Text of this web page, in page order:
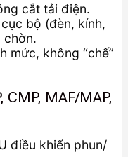
cắt tải điện.
bộ (đèn, kính,
chờn.
mức, không “chế”
CMP, MAF/MAP,
điều khiển phun/